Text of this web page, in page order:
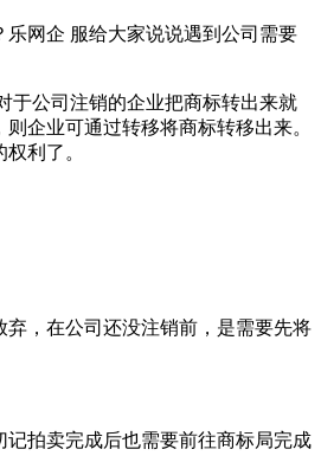
网企 服给大家说说遇到公司需要
于公司注销的企业把商标转出来就
企业可通过转移将商标转移出来。
利了。
，在公司还没注销前，是需要先将
拍卖完成后也需要前往商标局完成